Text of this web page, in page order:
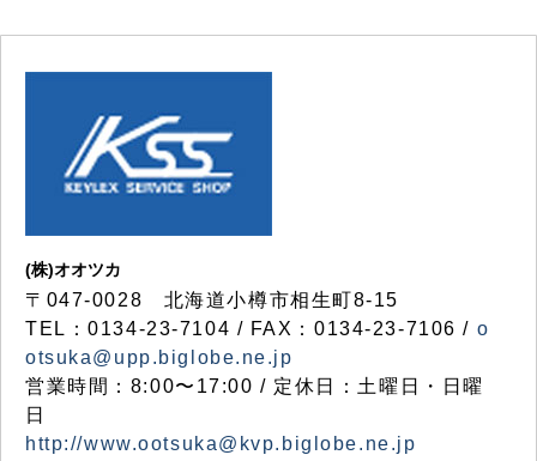
(株)オオツカ
〒047-0028 北海道小樽市相生町8-15
TEL：0134-23-7104 / FAX：0134-23-7106 / o
otsuka@upp.biglobe.ne.jp
営業時間：8:00〜17:00 / 定休日：土曜日・日曜
日
http://www.ootsuka@kvp.biglobe.ne.jp